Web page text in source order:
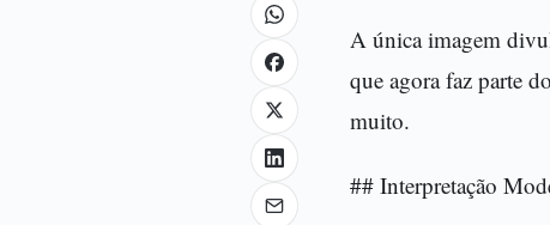
A única imagem
que agora faz parte
muito.
## Interpretação